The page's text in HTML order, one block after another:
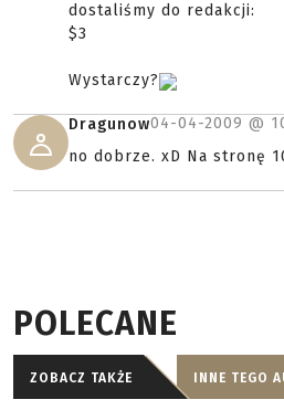
dostaliśmy do redakcji:
$3
Wystarczy?
Dragunow04-04-2009 @
no dobrze. xD Na stronę
POLECANE
ZOBACZ TAKŻE INNE TEGO